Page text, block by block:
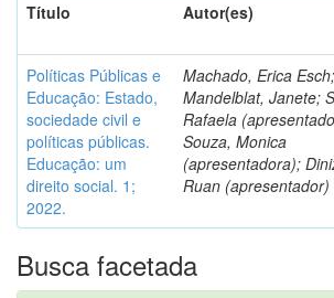
Título
Autor(es)
Políticas Públicas e
Educação: Estado,
sociedade civil e
políticas públicas.
Educação: um
direito social. 1;
2022.
Machado, Erica Esch;
Mandelblat, Janete;
Rafaela
Souza, Monica
(apresentadora);
Ruan (apresentador)
Busca facetada